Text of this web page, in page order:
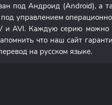
под Андроид (Android), а
под управлением
и AVI. Каждую серию можно
что наш сайт
на русском языке.